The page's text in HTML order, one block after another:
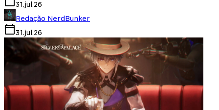
31.jul.26
Redação NerdBunker
31.jul.26